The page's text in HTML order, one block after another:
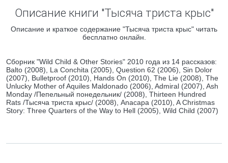
Описание книги "Тысяча триста крыс"
Описание и краткое содержание "Тысяча триста крыс" читать
бесплатно онлайн.
Сборник "Wild Child & Other Stories" 2010 года из 14 рассказов:
Balto (2008), La Conchita (2005), Question 62 (2006), Sin Dolor
(2007), Bulletproof (2010), Hands On (2010), The Lie (2008), The
Unlucky Mother of Aquiles Maldonado (2006), Admiral (2007), Ash
Monday /Пепельный понедельник/ (2008), Thirteen Hundred
Rats /Тысяча триста крыс/ (2008), Anacapa (2010), A Christmas
Story: Three Quarters of the Way to Hell (2005), Wild Child (2007)